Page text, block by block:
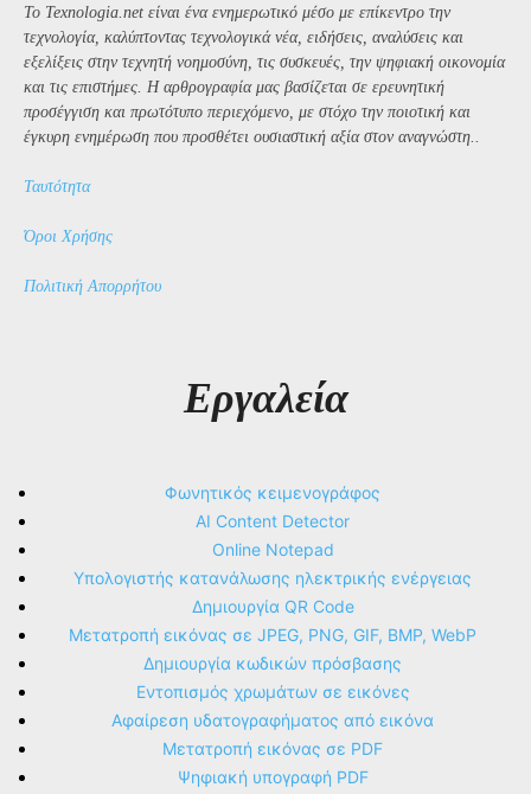
Το Texnologia.net είναι ένα ενημερωτικό μέσο με επίκεντρο την
τεχνολογία, καλύπτοντας τεχνολογικά νέα, ειδήσεις, αναλύσεις και
εξελίξεις στην τεχνητή νοημοσύνη, τις συσκευές, την ψηφιακή οικονομία
και τις επιστήμες. Η αρθρογραφία μας βασίζεται σε ερευνητική
προσέγγιση και πρωτότυπο περιεχόμενο, με στόχο την ποιοτική και
έγκυρη ενημέρωση που προσθέτει ουσιαστική αξία στον αναγνώστη..
Ταυτότητα
Όροι Χρήσης
Πολιτική Απορρήτου
Εργαλεία
Φωνητικός κειμενογράφος
AI Content Detector
Online Notepad
Υπολογιστής κατανάλωσης ηλεκτρικής ενέργειας
Δημιουργία QR Code
Μετατροπή εικόνας σε JPEG, PNG, GIF, BMP, WebP
Δημιουργία κωδικών πρόσβασης
Εντοπισμός χρωμάτων σε εικόνες
Αφαίρεση υδατογραφήματος από εικόνα
Μετατροπή εικόνας σε PDF
Ψηφιακή υπογραφή PDF